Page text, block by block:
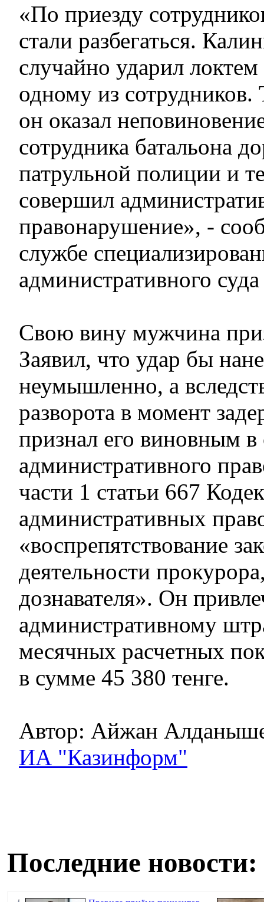
«По приезду
стали разбегаться.
случайно ударил
одному из
он оказал
сотрудника батальона
патрульной полиции и
совершил
правонарушение», -
службе
административного
Свою вину мужчина
Заявил, что удар бы
неумышленно, а
разворота в момент
признал его виновным
административного
части 1 статьи 667
административных
«воспрепятствование
деятельности
дознавателя». Он
административному
месячных расчетных
в сумме 45 380 тенге.
Автор: Айжан
ИА "Казинформ"
Последние новости: